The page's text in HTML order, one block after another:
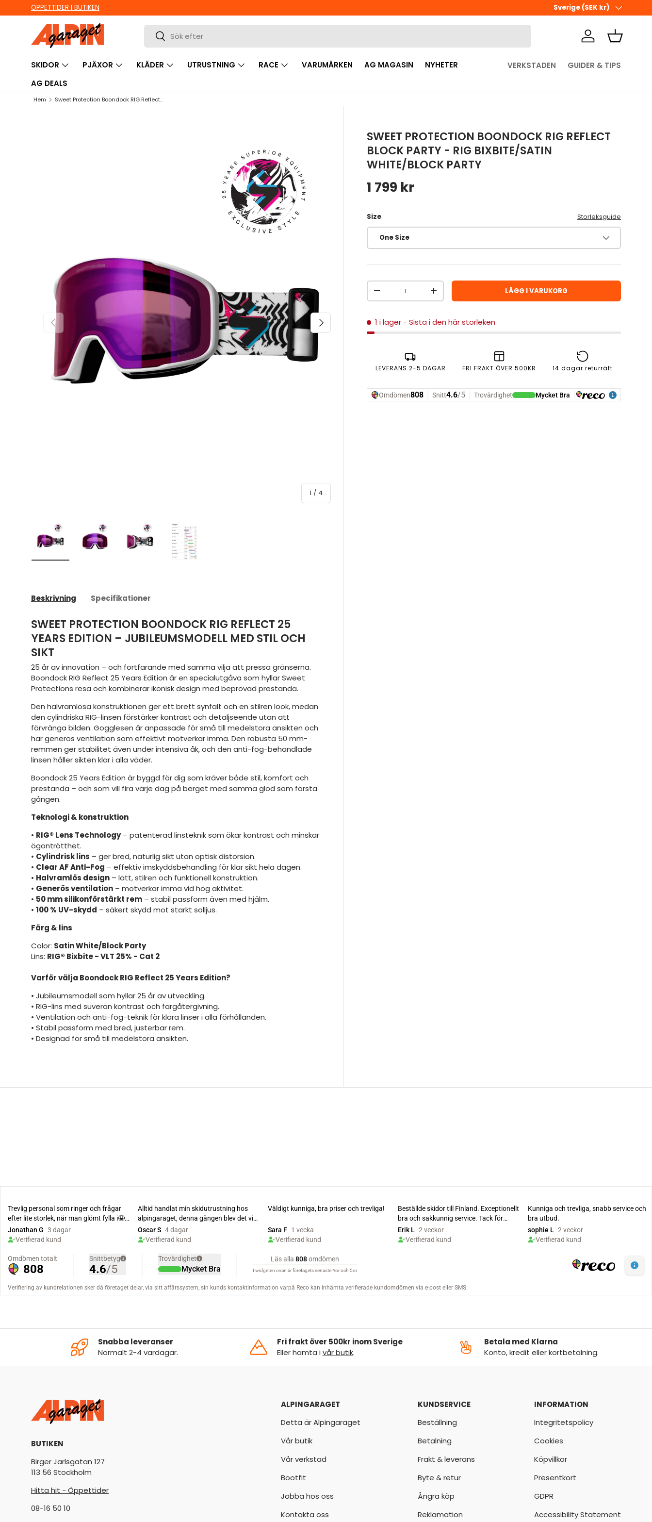
HOPPA TILL INNEHÅLL
ÖPPETTIDER I BUTIKEN Ute i sista minuten? Välj
Land/Region
Sverige (SEK kr)
Sök
Sök Logga inKorg
SKIDOR PJÄXOR KLÄDER UTRUSTNING RACE VARUMÄRKEN AG MAGASIN
NYHETER
AG DEALS
VERKSTADEN GUIDER & TIPS
Hem Sweet Protection Boondock RIG Reflect Block Party - RIG Bixbite/Satin White/Block Party
FÖREGÅENDE
1 /av
4
NÄSTA
SWEET PROTECTION BOONDOCK RIG REFLECT
BLOCK PARTY - RIG BIXBITE/SATIN
WHITE/BLOCK PARTY
Ordinarie pris
1 799 kr
Size Storleksguide
One Size
Antal
MINSKA ANTAL
ÖKA ANTAL LÄGG I VARUKORG
1 i lager - Sista i den här storleken
LEVERANS 2-5 DAGAR FRI FRAKT ÖVER 500KR 14 dagar returrätt
Beskrivning Specifikationer
SWEET PROTECTION BOONDOCK RIG REFLECT 25
YEARS EDITION – JUBILEUMSMODELL MED STIL OCH
SIKT
25 år av innovation – och fortfarande med samma vilja att pressa gränserna.
Boondock RIG Reflect 25 Years Edition är en specialutgåva som hyllar Sweet
Protections resa och kombinerar ikonisk design med beprövad prestanda.
Den halvramlösa konstruktionen ger ett brett synfält och en stilren look, medan
den cylindriska RIG-linsen förstärker kontrast och detaljseende utan att
förvränga bilden. Gogglesen är anpassade för små till medelstora ansikten och
har generös ventilation som effektivt motverkar imma. Den robusta 50 mm-
remmen ger stabilitet även under intensiva åk, och den anti-fog-behandlade
linsen håller sikten klar i alla väder.
Boondock 25 Years Edition är byggd för dig som kräver både stil, komfort och
prestanda – och som vill fira varje dag på berget med samma glöd som första
gången.
Teknologi & konstruktion
• RIG® Lens Technology– patenterad linsteknik som ökar kontrast och minskar
ögontrötthet.
• Cylindrisk lins – ger bred, naturlig sikt utan optisk distorsion.
• Clear AF Anti-Fog – effektiv imskyddsbehandling för klar sikt hela dagen.
• Halvramlös design – lätt, stilren och funktionell konstruktion.
• Generös ventilation – motverkar imma vid hög aktivitet.
• 50 mm silikonförstärkt rem – stabil passform även med hjälm.
• 100 % UV-skydd – säkert skydd mot starkt solljus.
Färg & lins
Color: Satin White/Block Party
Lins: RIG® Bixbite - VLT 25% - Cat 2
Varför välja Boondock RIG Reflect 25 Years Edition?
• Jubileumsmodell som hyllar 25 år av utveckling.
• RIG-lins med suverän kontrast och färgåtergivning.
• Ventilation och anti-fog-teknik för klara linser i alla förhållanden.
• Stabil passform med bred, justerbar rem.
• Designad för små till medelstora ansikten.
Snabba leveranser
Normalt 2-4 vardagar.
Fri frakt över 500kr inom Sverige
Eller hämta ivår butik.
Betala med Klarna
Konto, kredit eller kortbetalning.
BUTIKEN
Birger Jarlsgatan 127
113 56 Stockholm
Hitta hit - Öppettider
08-16 50 10
ALPINGARAGET
Detta är Alpingaraget
Vår butik
Vår verkstad
Bootfit
Jobba hos oss
Kontakta oss
KUNDSERVICE
Beställning
Betalning
Frakt & leverans
Byte & retur
Ångra köp
Reklamation
INFORMATION
Integritetspolicy
Cookies
Köpvillkor
Presentkort
GDPR
Accessibility Statement